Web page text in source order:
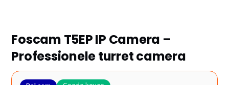
Foscam T5EP IP Camera –
Professionele turret camera